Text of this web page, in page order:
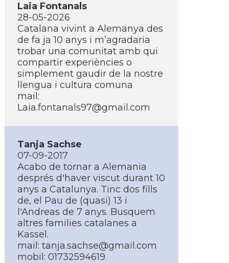
Laia Fontanals
28-05-2026
Catalana vivint a Alemanya des
de fa ja 10 anys i m’agradaria
trobar una comunitat amb qui
compartir experiències o
simplement gaudir de la nostre
llengua i cultura comuna
mail:
Laia.fontanals97@gmail.com
Tanja Sachse
07-09-2017
Acabo de tornar a Alemania
després d'haver viscut durant 10
anys a Catalunya. Tinc dos fills
de, el Pau de (quasi) 13 i
l'Andreas de 7 anys. Busquem
altres families catalanes a
Kassel.
mail: tanja.sachse@gmail.com
mobil: 01732594619